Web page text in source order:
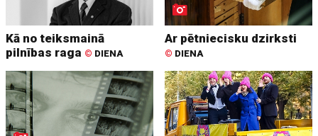
Kā no teiksmainā
pilnības raga © DIENA
Ar pētniecisku dzirksti
© DIENA